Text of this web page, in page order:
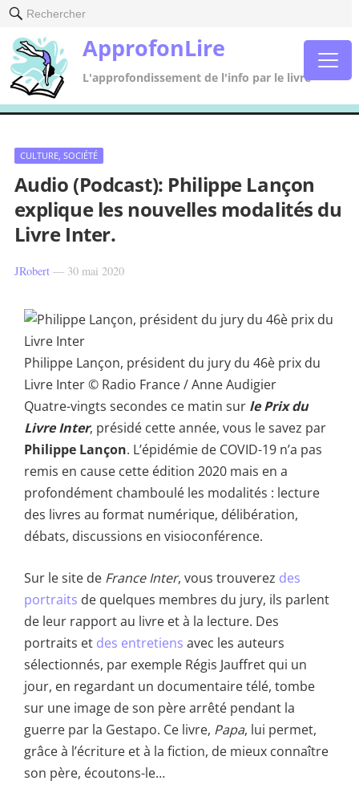
Rechercher
ApprofonLire
L'approfondissement de l'info par le livre
CULTURE, SOCIÉTÉ
Audio (Podcast): Philippe Lançon
explique les nouvelles modalités du
Livre Inter.
JRobert— 30 mai 2020
Philippe Lançon, président du jury du 46è prix du
Livre Inter © Radio France / Anne Audigier
Quatre-vingts secondes ce matin sur le Prix du
Livre Inter, présidé cette année, vous le savez par
Philippe Lançon. L’épidémie de COVID-19 n’a pas
remis en cause cette édition 2020 mais en a
profondément chamboulé les modalités : lecture
des livres au format numérique, délibération,
débats, discussions en visioconférence.
Sur le site de France Inter, vous trouverez des
portraits de quelques membres du jury, ils parlent
de leur rapport au livre et à la lecture. Des
portraits et des entretiens avec les auteurs
sélectionnés, par exemple Régis Jauffret qui un
jour, en regardant un documentaire télé, tombe
sur une image de son père arrêté pendant la
guerre par la Gestapo. Ce livre, Papa, lui permet,
grâce à l’écriture et à la fiction, de mieux connaître
son père, écoutons-le…